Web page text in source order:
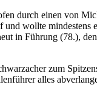
durch einen von
und wollte
in Führung (78.),
zum
alles